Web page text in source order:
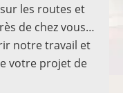
les routes et
de chez vous…
notre travail et
votre projet de